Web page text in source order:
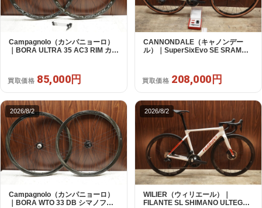
Campagnolo（カンパニョーロ）
｜BORA ULTRA 35 AC3 RIM カン
買取価格 85,000円
CANNONDALE（キャノンデー
ル）｜SuperSixEvo SE SRAM
年｜美品｜買取金額 208,000円
買取価格 208,000円
2026/8/2
Campagnolo（カンパニョーロ）
｜BORA WTO 33 DB シマノフリ
2026/8/2
WILIER（ウィリエール）｜
FILANTE SL SHIMANO ULTEGRA